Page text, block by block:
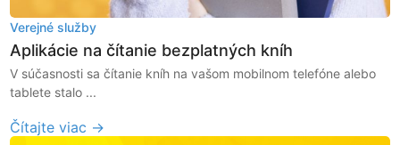
Verejné služby
Aplikácie na čítanie bezplatných kníh
V súčasnosti sa čítanie kníh na vašom mobilnom telefóne alebo
tablete stalo ...
Čítajte viac →